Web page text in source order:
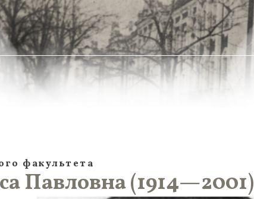
факультета
Павловна (1914—2001)